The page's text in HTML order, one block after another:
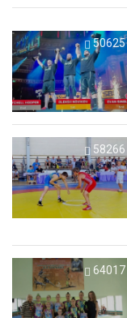
50625
58266
64017